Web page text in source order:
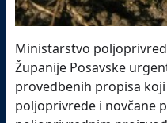
Ministarstvo
Županije Posavske
provedbenih propisa
poljoprivrede i novčane